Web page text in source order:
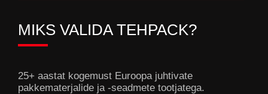
MIKS VALIDA TEHPACK?
25+ aastat kogemust Euroopa juhtivate
pakkematerjalide ja -seadmete tootjatega.